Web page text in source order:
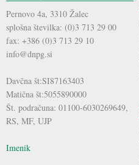
Pernovo 4a, 3310 Žalec
splošna številka: (0)3 713 29 00
fax: +386 (0)3 713 29 10
info@dnpg.si
Davčna št:SI87163403
Matična št:5055890000
Št. podračuna: 01100-6030269649,
RS, MF, UJP
Imenik